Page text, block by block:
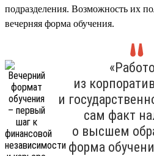
подразделения. Возможность их
вечерняя форма обучения.
из
и
сам факт
о высшем
форма